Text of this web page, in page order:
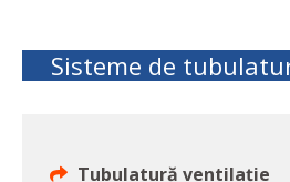
Sisteme de
Tubulatură ventilație